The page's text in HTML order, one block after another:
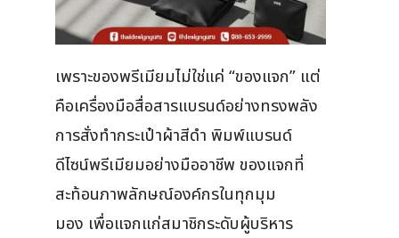
เพราะของพรีเมียมไม่ใช่แค่ “ของแจก” แต่
คือเครื่องมือสื่อสารแบรนด์อย่างทรงพลัง
การสั่งทำกระเป๋าผ้าสีดำ พิมพ์แบรนด์
ดีไซน์พรีเมียมอย่างมืออาชีพ ของแจกที่
สะท้อนภาพลักษณ์องค์กรในทุกมุม
มอง เพื่อแจกแก่สมาชิกระดับผู้บริหาร